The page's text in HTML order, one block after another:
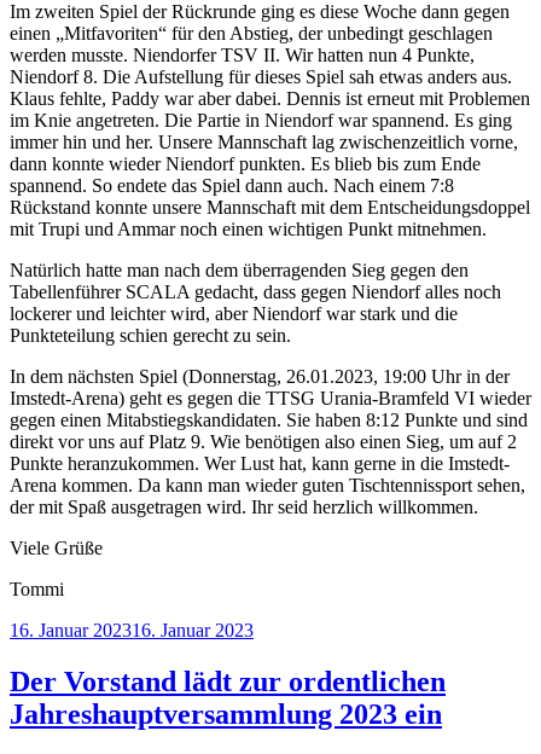
Im zweiten Spiel der Rückrunde ging es diese Woche dann gegen
einen „Mitfavoriten“ für den Abstieg, der unbedingt geschlagen
werden musste. Niendorfer TSV II. Wir hatten nun 4 Punkte,
Niendorf 8. Die Aufstellung für dieses Spiel sah etwas anders aus.
Klaus fehlte, Paddy war aber dabei. Dennis ist erneut mit Problemen
im Knie angetreten. Die Partie in Niendorf war spannend. Es ging
immer hin und her. Unsere Mannschaft lag zwischenzeitlich vorne,
dann konnte wieder Niendorf punkten. Es blieb bis zum Ende
spannend. So endete das Spiel dann auch. Nach einem 7:8
Rückstand konnte unsere Mannschaft mit dem Entscheidungsdoppel
mit Trupi und Ammar noch einen wichtigen Punkt mitnehmen.
Natürlich hatte man nach dem überragenden Sieg gegen den
Tabellenführer SCALA gedacht, dass gegen Niendorf alles noch
lockerer und leichter wird, aber Niendorf war stark und die
Punkteteilung schien gerecht zu sein.
In dem nächsten Spiel (Donnerstag, 26.01.2023, 19:00 Uhr in der
Imstedt-Arena) geht es gegen die TTSG Urania-Bramfeld VI wieder
gegen einen Mitabstiegskandidaten. Sie haben 8:12 Punkte und sind
direkt vor uns auf Platz 9. Wie benötigen also einen Sieg, um auf 2
Punkte heranzukommen. Wer Lust hat, kann gerne in die Imstedt-
Arena kommen. Da kann man wieder guten Tischtennissport sehen,
der mit Spaß ausgetragen wird. Ihr seid herzlich willkommen.
Viele Grüße
Tommi
Veröffentlicht
16. Januar 202316. Januar 2023
Der Vorstand lädt zur ordentlichen
Jahreshauptversammlung 2023 ein